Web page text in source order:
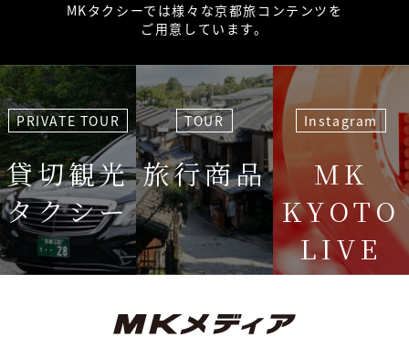
MKタクシーでは様々な京都旅コンテンツを
ご用意しています。
PRIVATE TOUR
貸切観光
タクシー
TOUR
旅行商品
Instagram
MK
KYOTO
LIVE